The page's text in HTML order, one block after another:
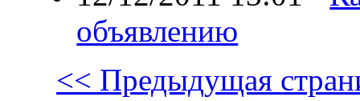
объявлению
<< Предыдущая